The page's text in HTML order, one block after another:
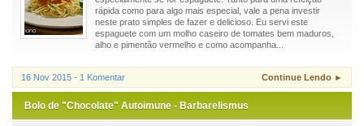
rápida como para algo mais especial, vale a pena investir
neste prato simples de fazer e delicioso. Eu servi este
espaguete com um molho caseiro de tomates bem maduros,
alho e pimentão vermelho e como acompanha...
16 Nov 2015 - 1 Komentar Continue Lendo ►
Bolo de "Chocolate" Autoimune - Barbarelismus